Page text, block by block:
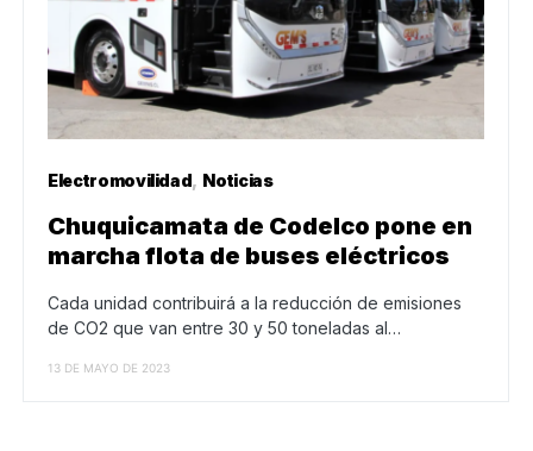
Electromovilidad Noticias
Chuquicamata de Codelco pone en
marcha flota de buses eléctricos
Cada unidad contribuirá a la reducción de emisiones
de CO2 que van entre 30 y 50 toneladas al…
13 DE MAYO DE 2023